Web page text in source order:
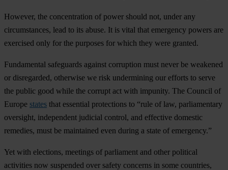
However, the concentration of power should not, under any
circumstances, lead to its abuse. It is vital that emergency powers are
exercised only for the purposes for which they were granted.
Fundamental safeguards against corruption must never be weakened
or disregarded, otherwise we risk undermining our efforts to serve
the public good while the corrupt act with impunity. The Council of
Europe states that essential protections to “rule of law, parliamentary
oversight, independent judicial control, and effective domestic
remedies, must be maintained even during a state of emergency.”
Yet with elections, meetings of parliament and other political
activities now suspended over safety concerns in some countries,